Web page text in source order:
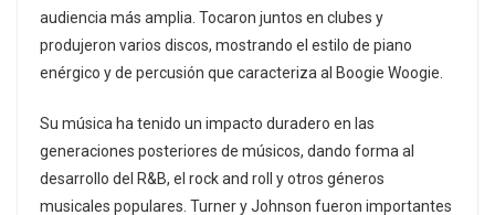
audiencia más amplia. Tocaron juntos en clubes y
produjeron varios discos, mostrando el estilo de piano
enérgico y de percusión que caracteriza al Boogie Woogie.
Su música ha tenido un impacto duradero en las
generaciones posteriores de músicos, dando forma al
desarrollo del R&B, el rock and roll y otros géneros
musicales populares. Turner y Johnson fueron importantes